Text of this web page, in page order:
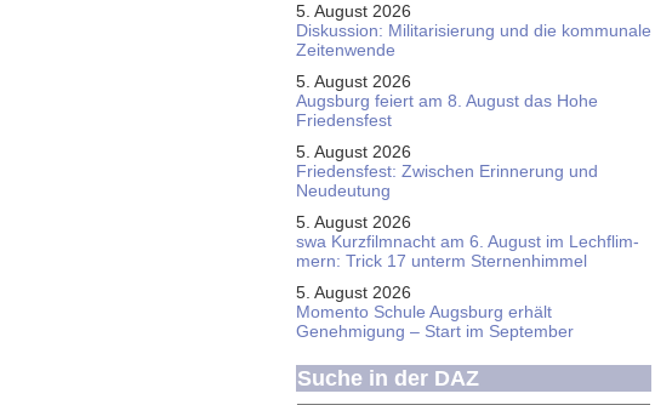
5. August 2026
Diskussion: Mi­li­ta­ri­sie­rung und die kommunale
Zeitenwende
5. August 2026
Augsburg feiert am 8. August das Hohe
Friedensfest
5. August 2026
Friedensfest: Zwischen Erinnerung und
Neudeutung
5. August 2026
swa Kurz­film­nacht am 6. August im Lech­flim­
mern: Trick 17 unterm Sternen­himmel
5. August 2026
Momento Schule Augsburg erhält
Genehmigung – Start im September
Suche in der DAZ